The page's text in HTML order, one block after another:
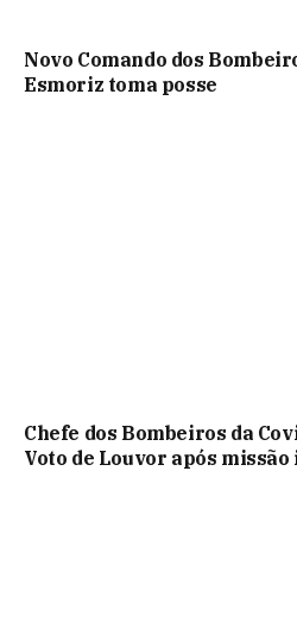
Novo Comando dos
Esmoriz toma posse
Chefe dos Bombeiros da
Voto de Louvor após